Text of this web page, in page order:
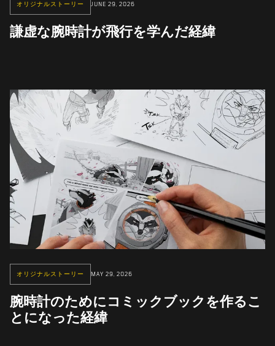
オリジナルストーリー JUNE 29, 2026
謙虚な腕時計が飛行を学んだ経緯
オリジナルストーリー MAY 29, 2026
腕時計のためにコミックブックを作るこ
とになった経緯